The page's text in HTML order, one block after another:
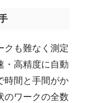
クも難なく測定
・高精度に自動
時間と手間がか
のワークの全数